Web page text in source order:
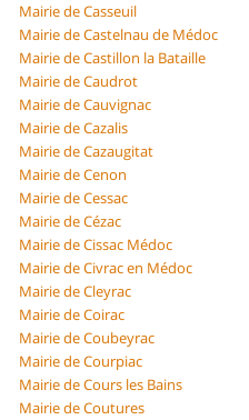
Mairie de Casseuil
Mairie de Castelnau de Médoc
Mairie de Castillon la Bataille
Mairie de Caudrot
Mairie de Cauvignac
Mairie de Cazalis
Mairie de Cazaugitat
Mairie de Cenon
Mairie de Cessac
Mairie de Cézac
Mairie de Cissac Médoc
Mairie de Civrac en Médoc
Mairie de Cleyrac
Mairie de Coirac
Mairie de Coubeyrac
Mairie de Courpiac
Mairie de Cours les Bains
Mairie de Coutures